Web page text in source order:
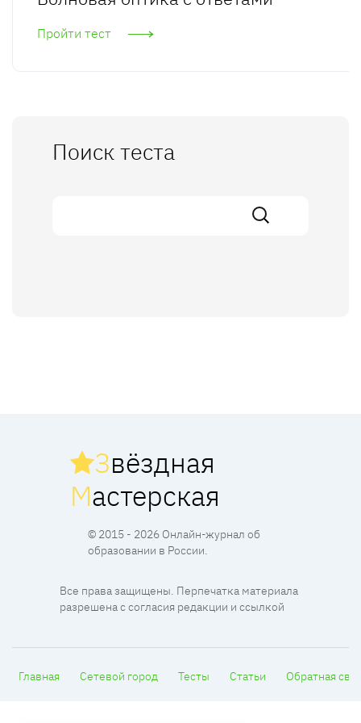
Пройти тест
Поиск теста
Звёздная
Мастерская
© 2015 - 2026 Онлайн-журнал об
образовании в России.
Все права защищены. Перпечатка материала
разрешена с согласия редакции и ссылкой
Главная Сетевой город Тесты Статьи Обратная